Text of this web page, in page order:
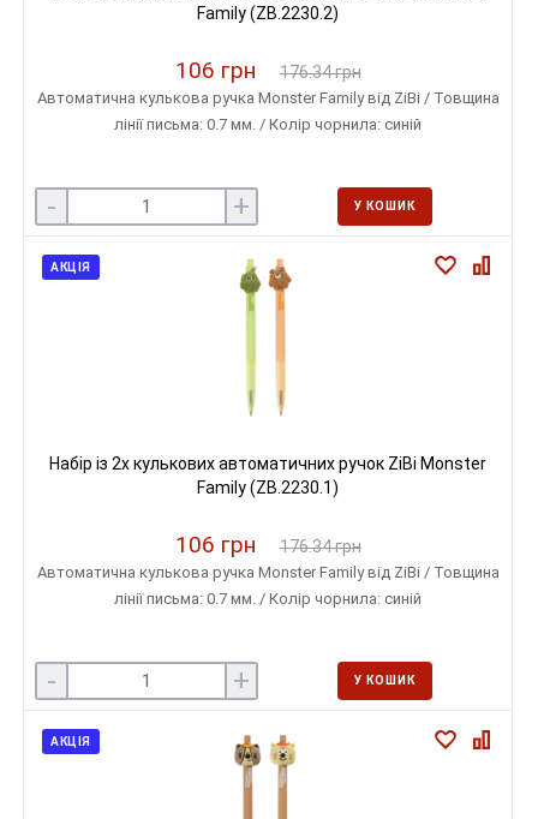
Family (ZB.2230.2)
106 грн 176.34 грн
Автоматична кулькова ручка Monster Family від ZiBi / Товщина
лінії письма: 0.7 мм. / Колір чорнила: синій
- + У КОШИК
АКЦІЯ
Набір із 2х кулькових автоматичних ручок ZiBi Monster
Family (ZB.2230.1)
106 грн 176.34 грн
Автоматична кулькова ручка Monster Family від ZiBi / Товщина
лінії письма: 0.7 мм. / Колір чорнила: синій
- + У КОШИК
АКЦІЯ